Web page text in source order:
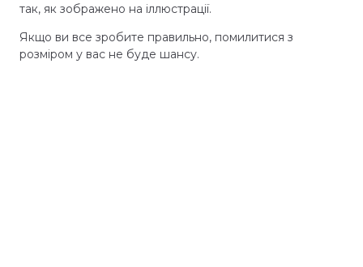
так, як зображено на іллюстрації.
Якщо ви все зробите правильно, помилитися з
розміром у вас не буде шансу.